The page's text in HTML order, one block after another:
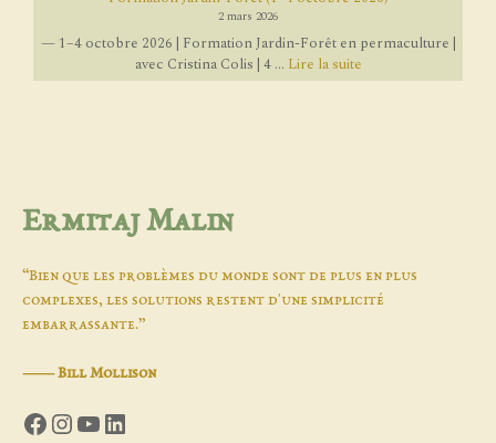
2 mars 2026
— 1–4 octobre 2026 | Formation Jardin-Forêt en permaculture |
avec Cristina Colis | 4 ... Lire la suite
Ermitaj Malin
“Bien que les problèmes du monde sont de plus en plus
complexes, les solutions restent d'une simplicité
embarrassante.”
―Bill Mollison
Facebook
Instagram
YouTube
LinkedIn